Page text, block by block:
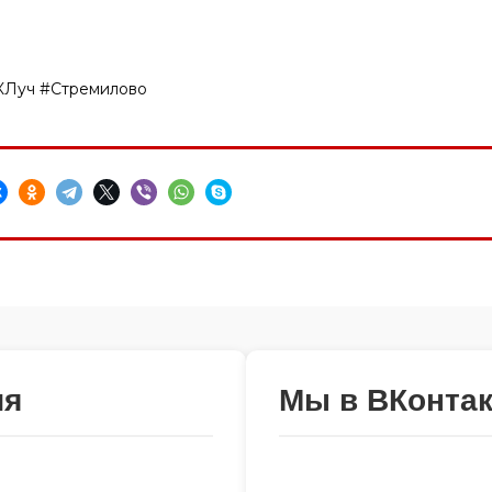
#Стремилово
Мы в